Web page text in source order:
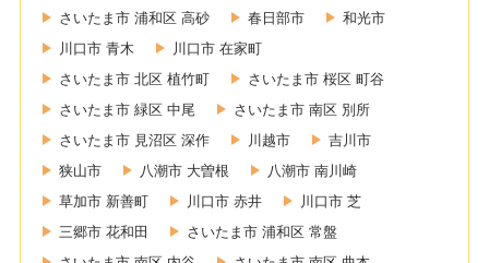
さいたま市 浦和区 高砂
春日部市
和光市
川口市 青木
川口市 在家町
さいたま市 北区 植竹町
さいたま市 桜区 町谷
さいたま市 緑区 中尾
さいたま市 南区 別所
さいたま市 見沼区 深作
川越市
吉川市
狭山市
八潮市 大曽根
八潮市 南川崎
草加市 新善町
川口市 赤井
川口市 芝
三郷市 花和田
さいたま市 浦和区 常盤